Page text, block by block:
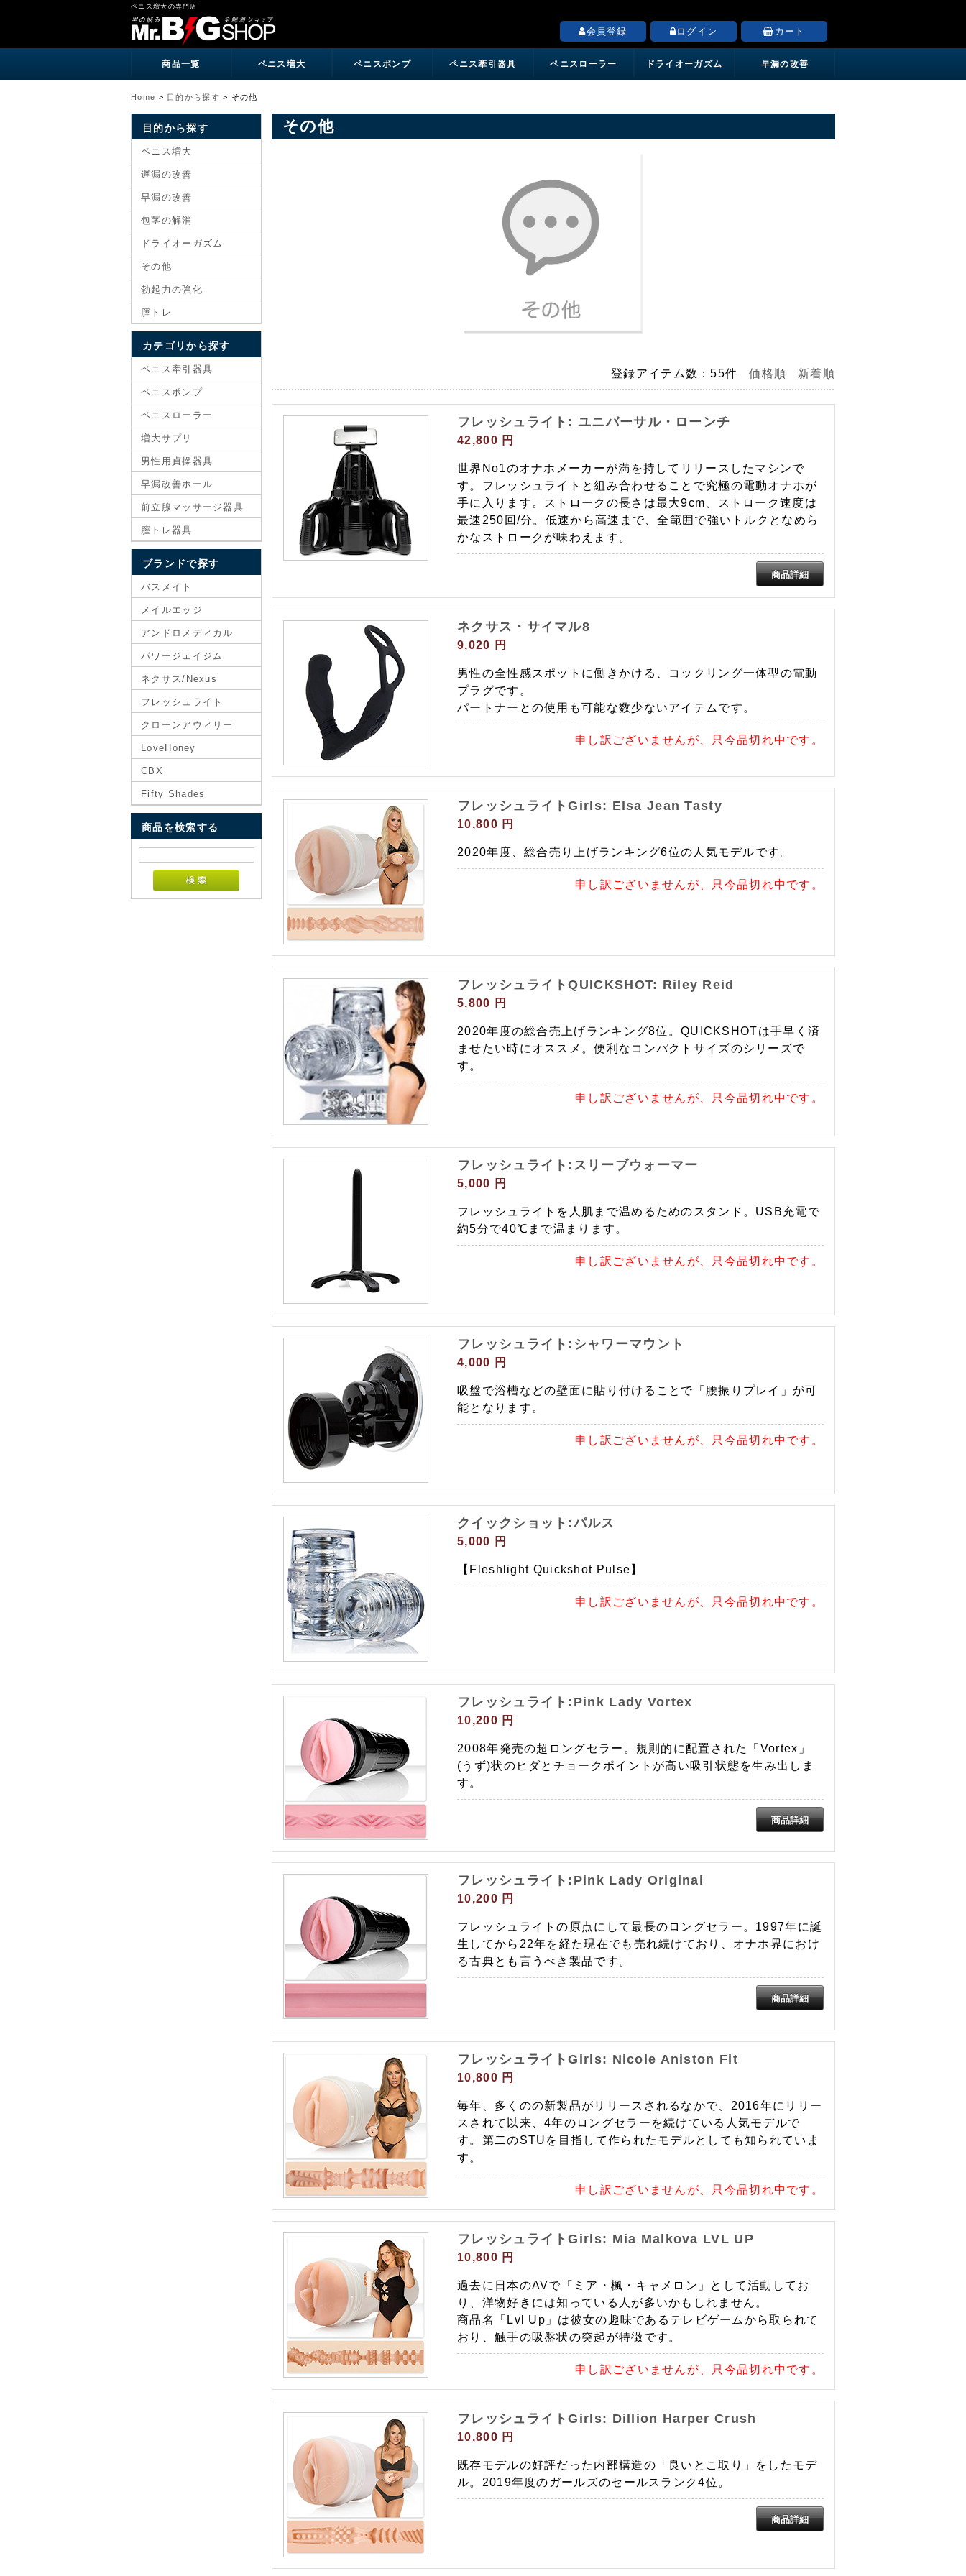
ペニス増大の専門店
会員登録
ログイン カート
商品一覧 ペニス増大 ペニスポンプ ペニス牽引器具 ペニスローラー ドライオーガズム 早漏の改善
Home > 目的から探す > その他
目的から探す
ペニス増大
遅漏の改善
早漏の改善
包茎の解消
ドライオーガズム
その他
勃起力の強化
膣トレ
カテゴリから探す
ペニス牽引器具
ペニスポンプ
ペニスローラー
増大サプリ
男性用貞操器具
早漏改善ホール
前立腺マッサージ器具
膣トレ器具
ブランドで探す
バスメイト
メイルエッジ
アンドロメディカル
パワージェイジム
ネクサス/Nexus
フレッシュライト
クローンアウィリー
LoveHoney
CBX
Fifty Shades
商品を検索する
その他
登録アイテム数：55件 価格順 新着順
フレッシュライト: ユニバーサル・ローンチ
42,800 円
世界No1のオナホメーカーが満を持してリリースしたマシンで
す。フレッシュライトと組み合わせることで究極の電動オナホが
手に入ります。ストロークの長さは最大9cm、ストローク速度は
最速250回/分。低速から高速まで、全範囲で強いトルクとなめら
かなストロークが味わえます。
ネクサス・サイマル8
9,020 円
男性の全性感スポットに働きかける、コックリング一体型の電動
プラグです。
パートナーとの使用も可能な数少ないアイテムです。
申し訳ございませんが、只今品切れ中です。
フレッシュライトGirls: Elsa Jean Tasty
10,800 円
2020年度、総合売り上げランキング6位の人気モデルです。
申し訳ございませんが、只今品切れ中です。
フレッシュライトQUICKSHOT: Riley Reid
5,800 円
2020年度の総合売上げランキング8位。QUICKSHOTは手早く済
ませたい時にオススメ。便利なコンパクトサイズのシリーズで
す。
申し訳ございませんが、只今品切れ中です。
フレッシュライト:スリーブウォーマー
5,000 円
フレッシュライトを人肌まで温めるためのスタンド。USB充電で
約5分で40℃まで温まります。
申し訳ございませんが、只今品切れ中です。
フレッシュライト:シャワーマウント
4,000 円
吸盤で浴槽などの壁面に貼り付けることで「腰振りプレイ」が可
能となります。
申し訳ございませんが、只今品切れ中です。
クイックショット:パルス
5,000 円
【Fleshlight Quickshot Pulse】
申し訳ございませんが、只今品切れ中です。
フレッシュライト:Pink Lady Vortex
10,200 円
2008年発売の超ロングセラー。​規則的に配置された「Vortex」
(うず)状のヒダとチョークポイントが高い吸引状態を生み出しま
す。
フレッシュライト:Pink Lady Original
10,200 円
フレッシュライトの原点にして最長のロングセラー。1997年に誕
生してから22年を経た現在でも売れ続けており、オナホ界におけ
る古典とも言うべき製品です。
フレッシュライトGirls: Nicole Aniston Fit
10,800 円
毎年、多くのの新製品がリリースされるなかで、2016年にリリー
スされて以来、4年のロングセラーを続けている人気モデルで
す。第二のSTUを目指して作られたモデルとしても知られていま
す。
申し訳ございませんが、只今品切れ中です。
フレッシュライトGirls: Mia Malkova LVL UP
10,800 円
過去に日本のAVで「ミア・楓・キャメロン」として活動してお
り、洋物好きには知っている人が多いかもしれません。
商品名「Lvl Up」は彼女の趣味であるテレビゲームから取られて
おり、触手の吸盤状の突起が特徴です。
申し訳ございませんが、只今品切れ中です。
フレッシュライトGirls: Dillion Harper Crush
10,800 円
既存モデルの好評だった内部構造の「良いとこ取り」をしたモデ
ル。2019年度のガールズのセールスランク4位。